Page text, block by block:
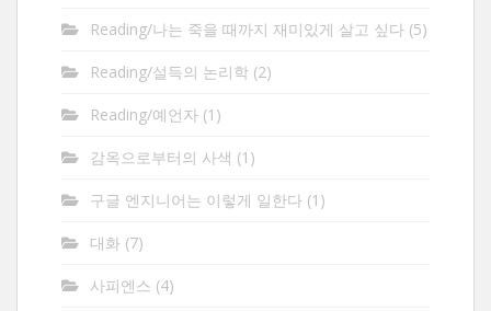
Reading/나는 죽을 때까지 재미있게 살고 싶다 (5)
Reading/설득의 논리학 (2)
Reading/예언자 (1)
감옥으로부터의 사색 (1)
구글 엔지니어는 이렇게 일한다 (1)
대화 (7)
사피엔스 (4)